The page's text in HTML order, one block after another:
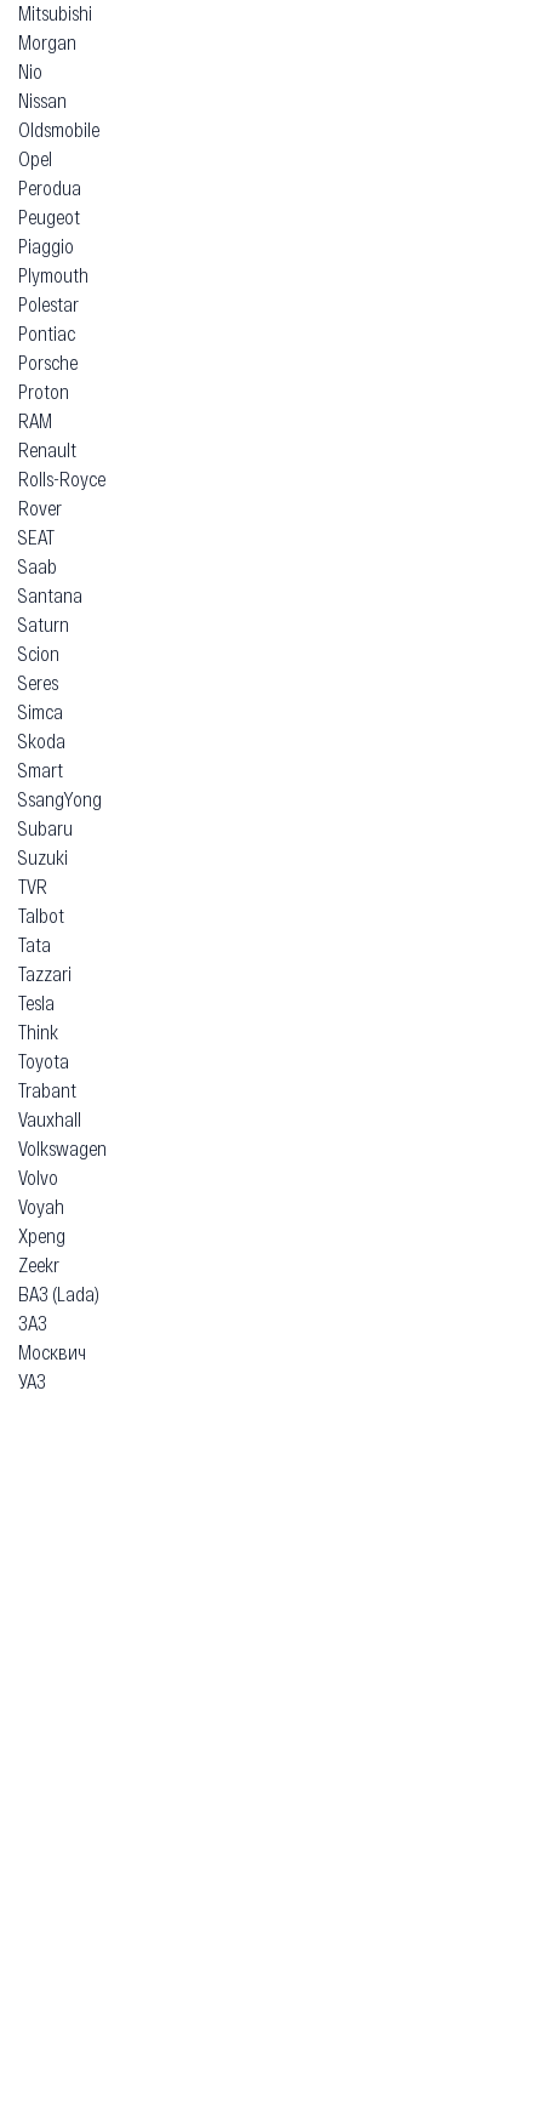
Mitsubishi
Morgan
Nio
Nissan
Oldsmobile
Opel
Perodua
Peugeot
Piaggio
Plymouth
Polestar
Pontiac
Porsche
Proton
RAM
Renault
Rolls-Royce
Rover
SEAT
Saab
Santana
Saturn
Scion
Seres
Simca
Skoda
Smart
SsangYong
Subaru
Suzuki
TVR
Talbot
Tata
Tazzari
Tesla
Think
Toyota
Trabant
Vauxhall
Volkswagen
Volvo
Voyah
Xpeng
Zeekr
ВАЗ (Lada)
ЗАЗ
Москвич
УАЗ